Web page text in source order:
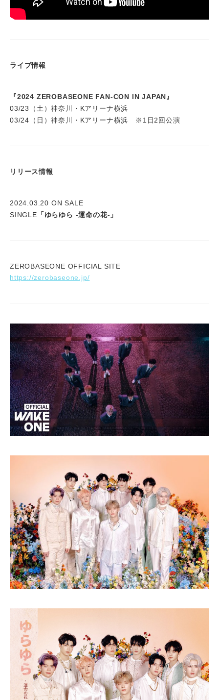
ライブ情報
『2024 ZEROBASEONE FAN-CON IN JAPAN』
03/23（土）神奈川・Kアリーナ横浜
03/24（日）神奈川・Kアリーナ横浜 ※1日2回公演
リリース情報
2024.03.20 ON SALE
SINGLE 「ゆらゆら -運命の花-」
ZEROBASEONE OFFICIAL SITE
https://zerobaseone.jp/